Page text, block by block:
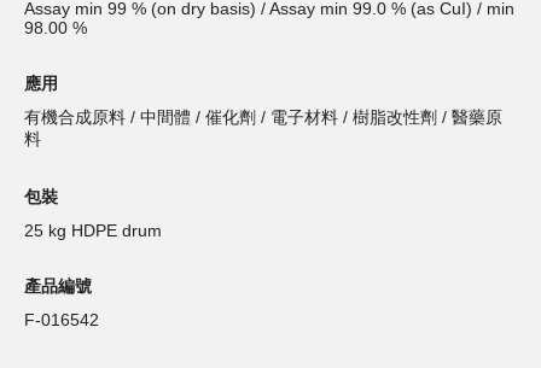
Assay min 99 % (on dry basis) / Assay min 99.0 % (as CuI) / min
98.00 %
應用
有機合成原料 / 中間體 / 催化劑 / 電子材料 / 樹脂改性劑 / 醫藥原
料
包裝
25 kg HDPE drum
產品編號
F-016542